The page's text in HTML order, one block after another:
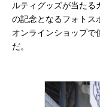
ルティグッズが当たる
の記念となるフォトス
オンラインショップで
だ。